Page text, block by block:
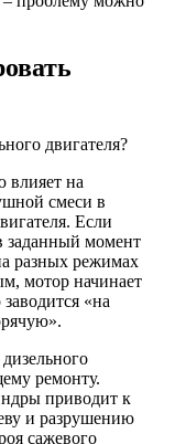
влияет на
смеси в
Если
заданный момент
разных режимах
мотор начинает
«на
ремонту.
приводит к
и разрушению
сажевого